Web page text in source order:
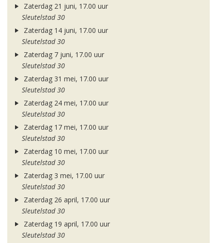
Zaterdag 21 juni, 17.00 uur
Sleutelstad 30
Zaterdag 14 juni, 17.00 uur
Sleutelstad 30
Zaterdag 7 juni, 17.00 uur
Sleutelstad 30
Zaterdag 31 mei, 17.00 uur
Sleutelstad 30
Zaterdag 24 mei, 17.00 uur
Sleutelstad 30
Zaterdag 17 mei, 17.00 uur
Sleutelstad 30
Zaterdag 10 mei, 17.00 uur
Sleutelstad 30
Zaterdag 3 mei, 17.00 uur
Sleutelstad 30
Zaterdag 26 april, 17.00 uur
Sleutelstad 30
Zaterdag 19 april, 17.00 uur
Sleutelstad 30